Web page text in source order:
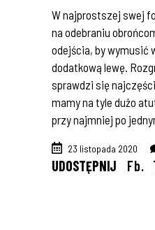
W najprostszej swej
na odebraniu
odejścia, by wymusić
dodatkową lewę.
sprawdzi się
mamy na tyle dużo
przy najmniej po
23 listopada 2020
UDOSTĘPNIJ Fb.